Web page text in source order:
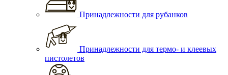
Принадлежности для рубанков
Принадлежности для термо- и клеевых
пистолетов